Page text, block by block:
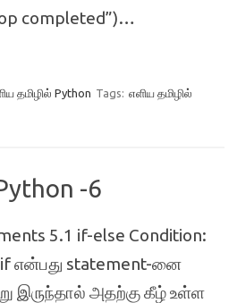
completed”)…
தமிழில் Python Tags: எளிய தமிழில்
-6
5.1 if-else Condition:
என்பது statement-னை
இருந்தால் அதற்கு கீழ் உள்ள